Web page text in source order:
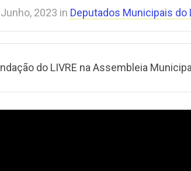
2023 in Deputados Municipais do
do LIVRE na Assembleia